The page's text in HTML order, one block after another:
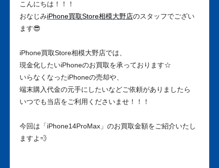
こんにちは！！！
おなじみiPhone買取Store相模大野店のスタッフでござい
ます😎
iPhone買取Store相模大野店では、
現金化したいiPhoneのお買取を承っております☆
いらなくなったiPhoneの売却や、
端末購入代金の元手にしたいなどご依頼がありましたら
いつでも当店をご利用くださいませ！！！
今回は「iPhone14ProMax」のお買取金額をご紹介いたし
ますよ💨